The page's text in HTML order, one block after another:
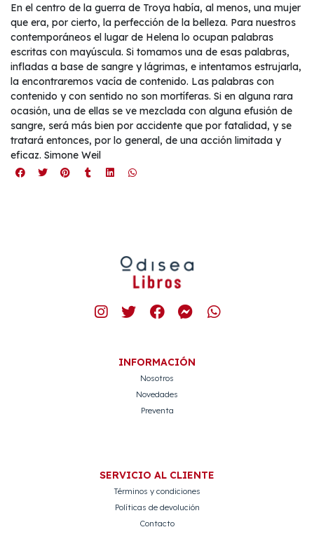
En el centro de la guerra de Troya había, al menos, una mujer
que era, por cierto, la perfección de la belleza. Para nuestros
contemporáneos el lugar de Helena lo ocupan palabras
escritas con mayúscula. Si tomamos una de esas palabras,
infladas a base de sangre y lágrimas, e intentamos estrujarla,
la encontraremos vacía de contenido. Las palabras con
contenido y con sentido no son mortíferas. Si en alguna rara
ocasión, una de ellas se ve mezclada con alguna efusión de
sangre, será más bien por accidente que por fatalidad, y se
tratará entonces, por lo general, de una acción limitada y
eficaz. Simone Weil
INFORMACIÓN
Nosotros
Novedades
Preventa
SERVICIO AL CLIENTE
Términos y condiciones
Políticas de devolución
Contacto